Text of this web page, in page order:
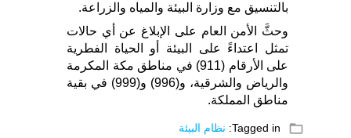
بالتنسيق مع وزارة البيئة والمياه والزراعة.
وحثَّ الأمن العام على الإبلاغ عن أي حالات
تمثل اعتداءً على البيئة أو الحياة الفطرية
على الأرقام (911) في مناطق مكة المكرمة
والرياض والشرقية، و(996) و(999) في بقية
مناطق المملكة.
folder_open
Tagged in: نظام البيئة